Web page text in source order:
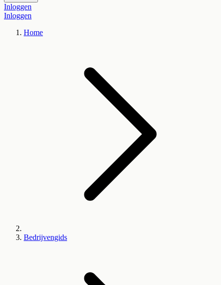
Inloggen
Inloggen
Home
Bedrijvengids